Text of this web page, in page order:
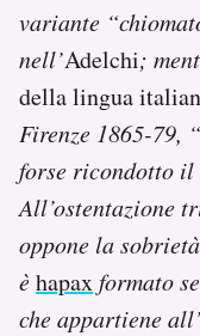
variante
nell’Adelchi;
della lingua
Firenze 1865-79,
forse ricondotto
All’ostentazione
oppone la
èhapaxformato
che appartiene all’